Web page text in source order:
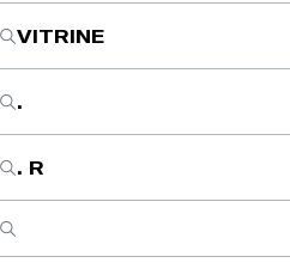
VITRINE
.
. R